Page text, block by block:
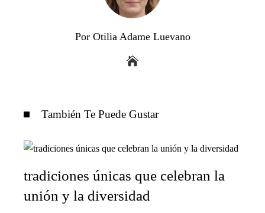
Por Otilia Adame Luevano
También Te Puede Gustar
tradiciones únicas que celebran la
unión y la diversidad